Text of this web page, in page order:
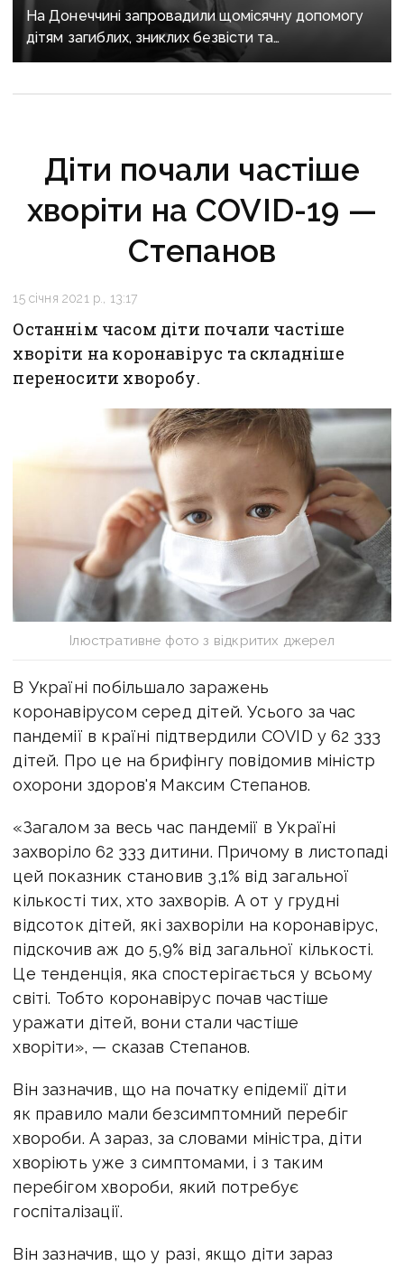
На Донеччині запровадили щомісячну допомогу
дітям загиблих, зниклих безвісти та
військовополонених Захисників
Діти почали частіше
хворіти на COVID-19 —
Степанов
15 січня 2021 р., 13:17
Останнім часом діти почали частіше
хворіти на коронавірус та складніше
переносити хворобу.
Ілюстративне фото з відкритих джерел
В Україні побільшало заражень
коронавірусом серед дітей. Усього за час
пандемії в країні підтвердили COVID у 62 333
дітей. Про це на брифінгу повідомив міністр
охорони здоров'я Максим Степанов.
«Загалом за весь час пандемії в Україні
захворіло 62 333 дитини. Причому в листопаді
цей показник становив 3,1% від загальної
кількості тих, хто захворів. А от у грудні
відсоток дітей, які захворіли на коронавірус,
підскочив аж до 5,9% від загальної кількості.
Це тенденція, яка спостерігається у всьому
світі. Тобто коронавірус почав частіше
уражати дітей, вони стали частіше
хворіти», — сказав Степанов.
Він зазначив, що на початку епідемії діти
як правило мали безсимптомний перебіг
хвороби. А зараз, за словами міністра, діти
хворіють уже з симптомами, і з таким
перебігом хвороби, який потребує
госпіталізації.
Він зазначив, що у разі, якщо діти зараз